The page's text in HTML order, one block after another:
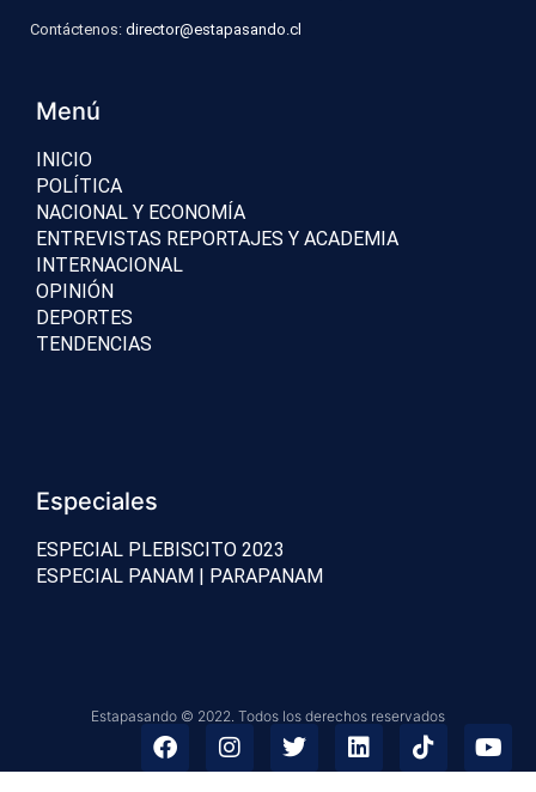
Contáctenos: director@estapasando.cl
Menú
INICIO
POLÍTICA
NACIONAL Y ECONOMÍA
ENTREVISTAS REPORTAJES Y ACADEMIA
INTERNACIONAL
OPINIÓN
DEPORTES
TENDENCIAS
Especiales
ESPECIAL PLEBISCITO 2023
ESPECIAL PANAM | PARAPANAM
Estapasando © 2022. Todos los derechos reservados